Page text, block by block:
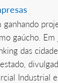
ganhando
gaúcho. Em
das
Industrial